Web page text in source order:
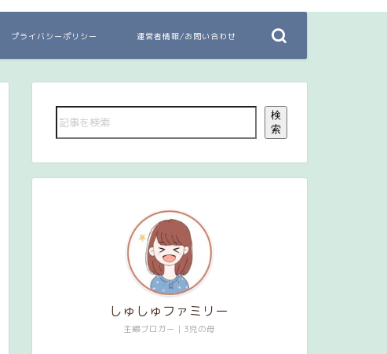
プライバシーポリシー 運営者情報/お問い合わせ
検
索
主婦ブロガー｜3児の母
しゅしゅファミリー